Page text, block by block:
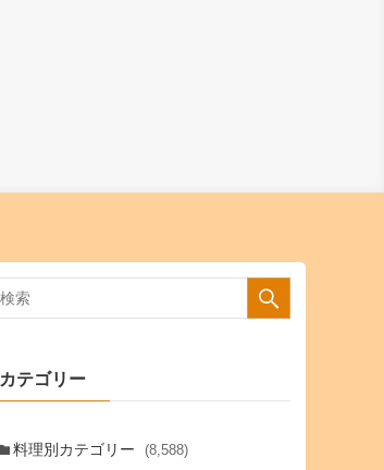
カテゴリー
料理別カテゴリー (8,588)